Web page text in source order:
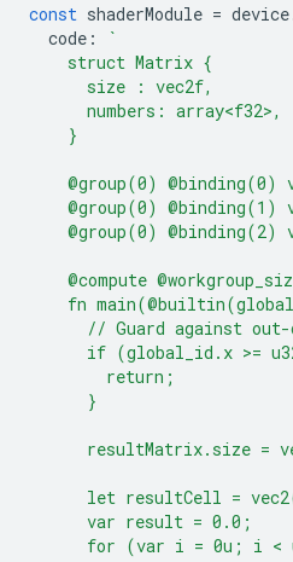
const shaderModule = device
code :
`
    struct Matrix {
      size : vec2f,
      numbers: array<f32>,
    }
@group(0) @binding(0)
@group(0) @binding(1)
@group(0) @binding(2)
@compute
fn
// Guard against
if (global_id.x >=
        return;
      }
resultMatrix.size =
let resultCell =
      var result = 0.0;
for (var i = 0u; i <